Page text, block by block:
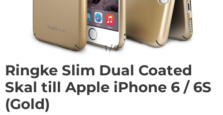
1/9
Ringke Slim Dual Coated
Skal till Apple iPhone 6 / 6S
(Gold)